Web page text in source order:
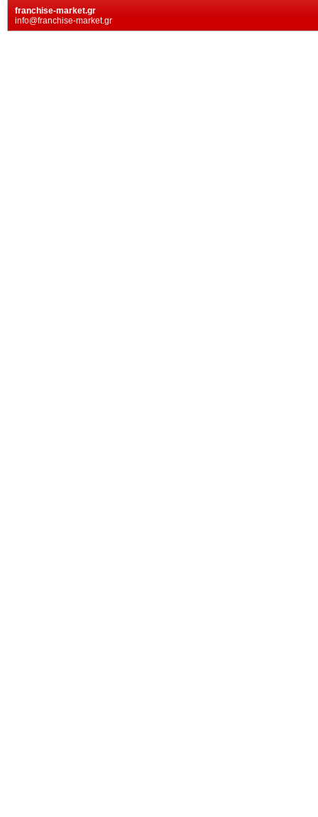
franchise-market.gr
info@franchise-market.gr